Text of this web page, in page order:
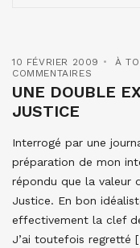
10 FÉVRIER 2009 À
COMMENTAIRES
UNE DOUBLE
JUSTICE
Interrogé par une
préparation de mon
répondu que la valeur
Justice. En bon
effectivement la clef
J’ai toutefois regretté